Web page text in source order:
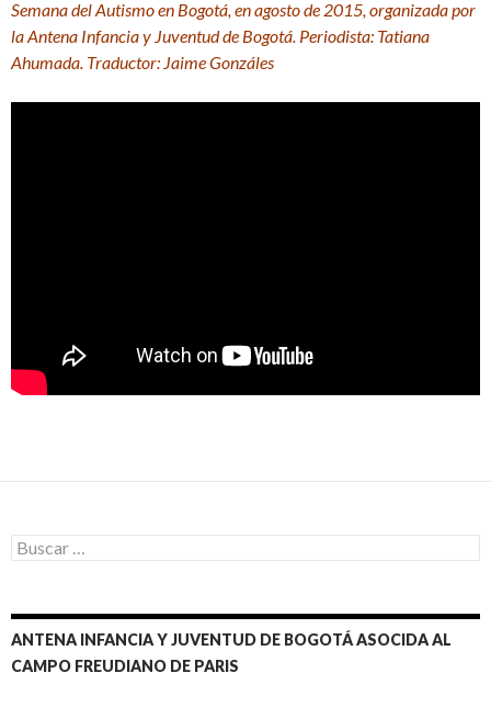
Semana del Autismo en Bogotá, en agosto de 2015, organizada por
la Antena Infancia y Juventud de Bogotá. Periodista: Tatiana
Ahumada. Traductor: Jaime Gonzáles
Buscar:
ANTENA INFANCIA Y JUVENTUD DE BOGOTÁ ASOCIDA AL
CAMPO FREUDIANO DE PARIS